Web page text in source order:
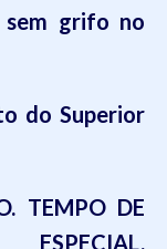
grifo no
do Superior
TEMPO DE